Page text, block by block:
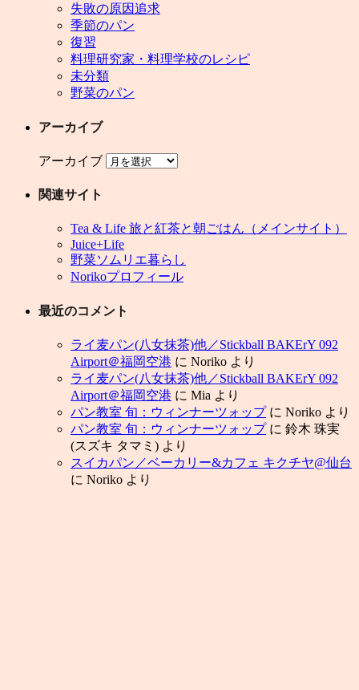
失敗の原因追求
季節のパン
復習
料理研究家・料理学校のレシピ
未分類
野菜のパン
アーカイブ
アーカイブ
関連サイト
Tea & Life 旅と紅茶と朝ごはん（メインサイト）
Juice+Life
野菜ソムリエ暮らし
Norikoプロフィール
最近のコメント
ライ麦パン(八女抹茶)他／Stickball BAKErY 092
Airport＠福岡空港 に Noriko より
ライ麦パン(八女抹茶)他／Stickball BAKErY 092
Airport＠福岡空港 に Mia より
パン教室 旬：ウィンナーツォップに Noriko より
パン教室 旬：ウィンナーツォップに 鈴木 珠実
(スズキ タマミ) より
スイカパン／ベーカリー&カフェ キクチヤ@仙台
に Noriko より